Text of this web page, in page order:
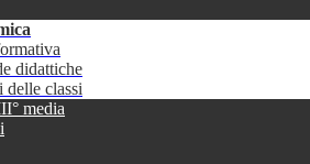
didattiche
delle classi
media